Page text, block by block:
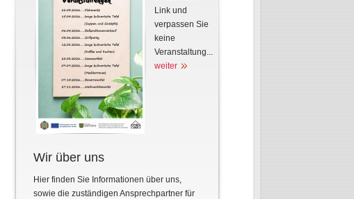
Link und
verpassen Sie
keine
Veranstaltung...
weiter
Wir über uns
Hier finden Sie Informationen über uns,
sowie die zuständigen Ansprechpartner für